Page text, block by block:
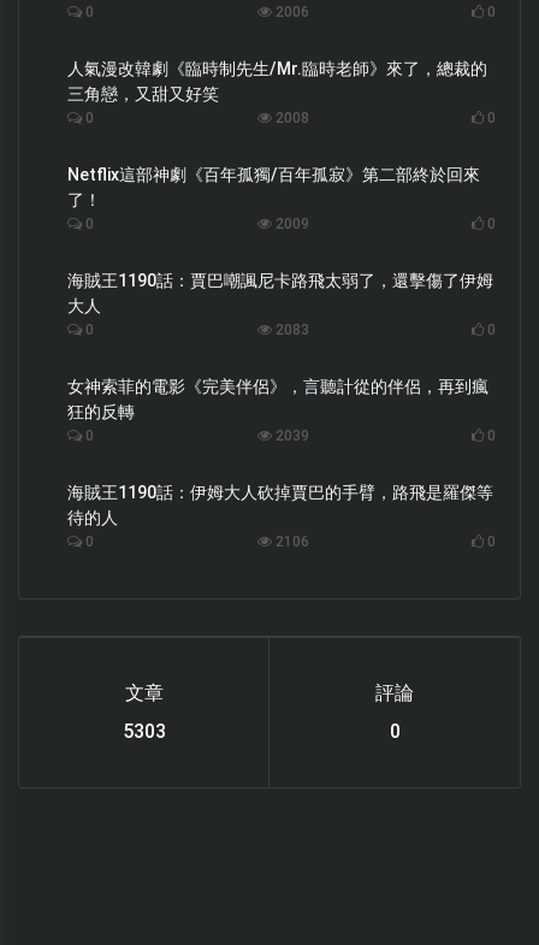
0 2006 0
人氣漫改韓劇《臨時制先生/Mr.臨時老師》來了，總裁的
三角戀，又甜又好笑
0 2008 0
Netflix這部神劇《百年孤獨/百年孤寂》第二部終於回來
了！
0 2009 0
海賊王1190話：賈巴嘲諷尼卡路飛太弱了，還擊傷了伊姆
大人
0 2083 0
女神索菲的電影《完美伴侶》，言聽計從的伴侶，再到瘋
狂的反轉
0 2039 0
海賊王1190話：伊姆大人砍掉賈巴的手臂，路飛是羅傑等
待的人
0 2106 0
文章
6119
評論
0